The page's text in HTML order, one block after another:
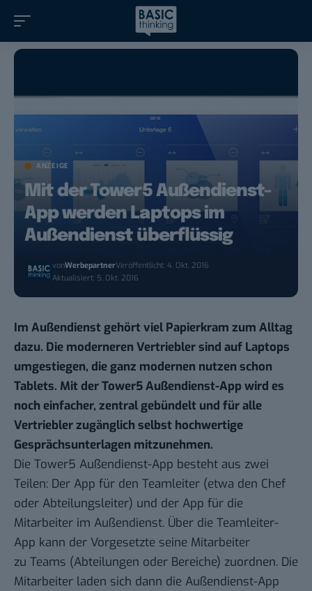
ANZEIGE
Mit der Tower5 Außendienst-
App werden Laptops im
Außendienst überflüssig
vonWerbepartnerVeröffentlicht: 4. Okt. 2016
Aktualisiert: 5. Okt. 2016
Im Außendienst gehört viel Papierkram zum Alltag
dazu. Die moderneren Vertriebler sind auf Laptops
umgestiegen, die ganz modernen nutzen schon
Tablets. Mit der Tower5 Außendienst-App wird es
noch einfacher, zentral gebündelt und für alle
Vertriebler zugänglich selbst hochwertige
Gesprächsunterlagen mitzunehmen.
Die Tower5 Außendienst-App besteht aus zwei
Teilen: Der App für den Teamleiter (etwa den Chef
oder Abteilungsleiter) und der App für die
Mitarbeiter im Außendienst. Über die Teamleiter-
App kann der Vorgesetzte seine Mitarbeiter
zu Teams (Abteilungen oder Bereiche) zuordnen. Die
Mitarbeiter laden sich dann die Außendienst-App